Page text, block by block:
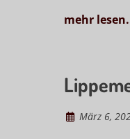
mehr
März 6,